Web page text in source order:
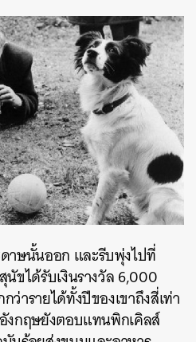
าษนั้นออก และรีบพุ่งไปที่
ขได้รับเงินรางวัล 6,000
ารายได้ทั้งปีของเขาถึงสี่เท่า
งกฤษยังตอบแทนพิกเคิลส์